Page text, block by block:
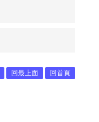
回最上面 回首頁